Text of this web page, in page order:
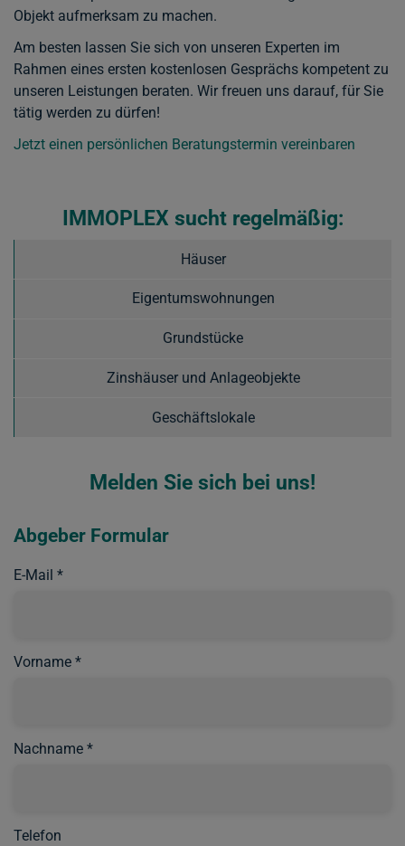
Objekt aufmerksam zu machen.
Am besten lassen Sie sich von unseren Experten im
Rahmen eines ersten kostenlosen Gesprächs kompetent zu
unseren Leistungen beraten. Wir freuen uns darauf, für Sie
tätig werden zu dürfen!
Jetzt einen persönlichen Beratungstermin vereinbaren
IMMOPLEX sucht regelmäßig:
Häuser
Eigentumswohnungen
Grundstücke
Zinshäuser und Anlageobjekte
Geschäftslokale
Melden Sie sich bei uns!
Abgeber Formular
E-Mail
Vorname
Nachname
Telefon